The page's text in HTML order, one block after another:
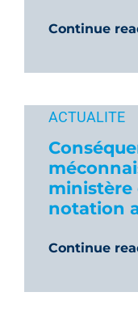
Continue
ACTUALITE
ministère
notation
Continue